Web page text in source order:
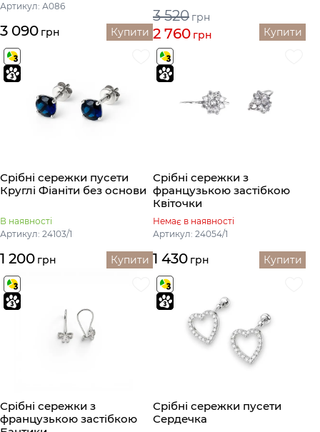
Артикул: А086
3 090 грн Купити
3 520 грн
2 760 грн Купити
Срібні сережки пусети
Круглі Фіаніти без основи
В наявності
Артикул: 24103/1
1 200 грн Купити
Срібні сережки з
французькою застібкою
Квіточки
Немає в наявності
Артикул: 24054/1
1 430 грн Купити
Срібні сережки з
французькою застібкою
Срібні сережки пусети
Сердечка